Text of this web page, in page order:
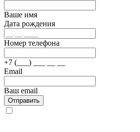
Ваше имя
Дата рождения
Номер телефона
+7 (___) ___ __ __
Email
Ваш email
Отправить